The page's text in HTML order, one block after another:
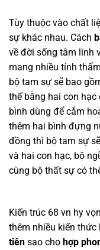
Tùy thuộc vào chất
sự khác nhau. Cách
về đời sống tâm linh
mang nhiều tính
bộ tam sự sẽ bao
thế bằng hai con
bình dùng để cắm
thêm hai bình đựng
đồng thì bộ tam sự
và hai con hạc, bộ
cùng bộ thất sự có
Kiến trúc 68 vn hy
thêm nhiều kiến thức
tiên sao cho hợp